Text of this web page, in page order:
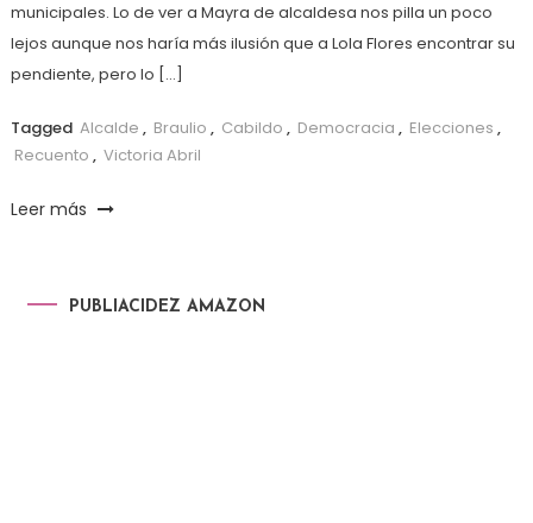
municipales. Lo de ver a Mayra de alcaldesa nos pilla un poco
lejos aunque nos haría más ilusión que a Lola Flores encontrar su
pendiente, pero lo […]
Tagged Alcalde , Braulio , Cabildo , Democracia , Elecciones ,
Recuento , Victoria Abril
Leer más
PUBLIACIDEZ AMAZON